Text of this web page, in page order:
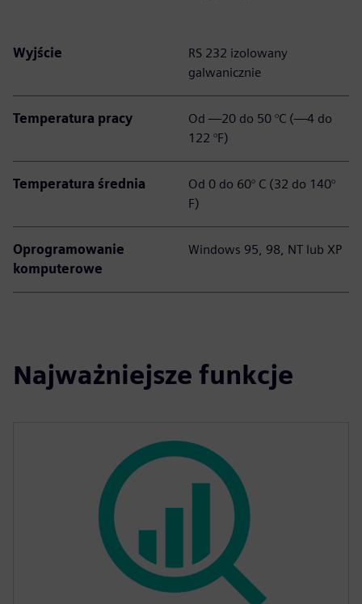
Wyjście
RS 232 izolowany
galwanicznie
Temperatura pracy
Od —20 do 50 °C (—4 do
122 °F)
Temperatura średnia
Od 0 do 60° C (32 do 140°
F)
Oprogramowanie
komputerowe
Windows 95, 98, NT lub XP
Najważniejsze funkcje